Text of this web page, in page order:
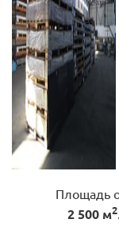
Площадь
2 500 м2